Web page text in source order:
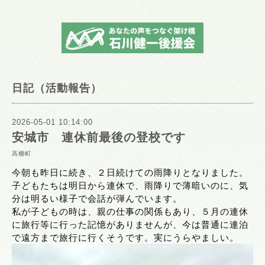
日記（活動報告）
2026-05-01 10:14:00
安城市 連休前最後の登校です
高棚町
今朝も昨日に続き、２日続けての雨降りとなりました。
子どもたちは明日から連休で、雨降りで薄暗いのに、気
分は明るい様子で会話が弾んでいます。
私が子どもの時は、親の仕事の関係もあり、５月の連休
に旅行等に行った記憶がありませんが、今は普通に連泊
で遠方まで旅行に行くそうです。実にうらやましい。